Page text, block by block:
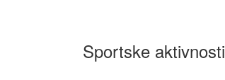
Sportske aktivnosti